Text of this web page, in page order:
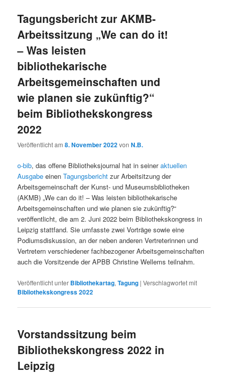
Tagungsbericht zur AKMB-
Arbeitssitzung „We can do it!
– Was leisten
bibliothekarische
Arbeitsgemeinschaften und
wie planen sie zukünftig?“
beim Bibliothekskongress
2022
Veröffentlicht am8. November 2022vonN.B.
o-bib, das offene Bibliotheksjournal hat in seineraktuellen
Ausgabe einenTagungsbericht zur Arbeitsitzung der
Arbeitsgemeinschaft der Kunst- und Museumsbibliotheken
(AKMB) „We can do it! – Was leisten bibliothekarische
Arbeitsgemeinschaften und wie planen sie zukünftig?“
veröffentlicht, die am 2. Juni 2022 beim Bibliothekskongress in
Leipzig stattfand. Sie umfasste zwei Vorträge sowie eine
Podiumsdiskussion, an der neben anderen Vertreterinnen und
Vertretern verschiedener fachbezogener Arbeitsgemeinschaften
auch die Vorsitzende der APBB Christine Wellems teilnahm.
Veröffentlicht unter Bibliothekartag,Tagung |Verschlagwortet mit
Bibliothekskongress 2022
Vorstandssitzung beim
Bibliothekskongress 2022 in
Leipzig